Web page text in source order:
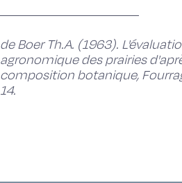
de Boer Th.A. (1963).
agronomique des prairies
composition botanique,
14.